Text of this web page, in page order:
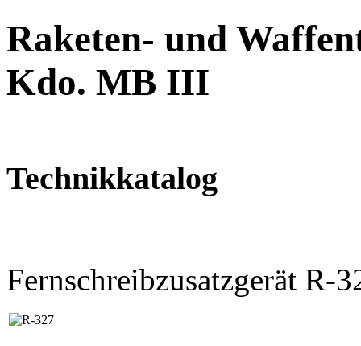
Raketen- und
Kdo. MB III
Technikkatalog
Fernschreibzusatzgerät R-